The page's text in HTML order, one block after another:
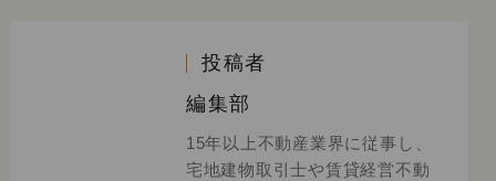
投稿者
編集部
15年以上不動産業界に従事し、
宅地建物取引士や賃貸経営不動